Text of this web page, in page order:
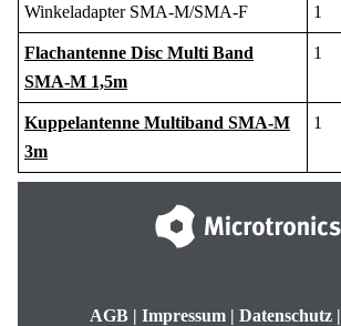
Winkeladapter SMA-M/SMA-F 1
Flachantenne Disc Multi Band
SMA-M 1,5m
1
Kuppelantenne Multiband SMA-M
3m
1
AGB| Impressum| Datenschutz|